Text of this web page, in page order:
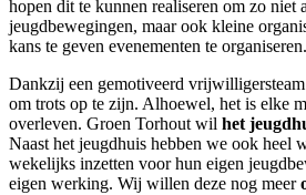
hopen dit te kunnen realiseren om zo niet
jeugdbewegingen, maar ook kleine
kans te geven evenementen te organiseren.
Dankzij een gemotiveerd
om trots op te zijn. Alhoewel, het is elke
overleven. Groen Torhout wil het
Naast het jeugdhuis hebben we ook heel
wekelijks inzetten voor hun eigen
eigen werking. Wij willen deze nog meer